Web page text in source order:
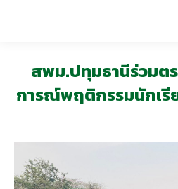
สพม.ปทุมธานีร่วมต
การณ์พฤติกรรมนักเรี